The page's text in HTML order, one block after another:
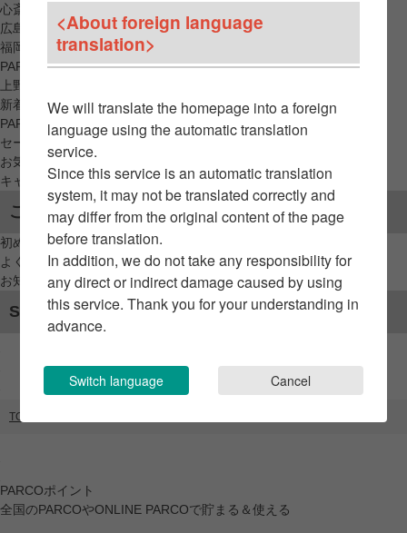
心斎橋PARCO
広島PARCO
福岡PARCO
PARCO_ya
上野
新着アイテムから探す
PARCO限定アイテムから探す
セールアイテムから探す
お気に入りから探す
キャンペーン/クーポン対象から探す
ご利用案内
初めてのお客様へ
よくあるご質問 / お問い合わせ
お知らせ
SNSアカウント
TOP
PARCOポイント
全国のPARCOやONLINE PARCOで貯まる＆使える
<About foreign language
translation>
We will translate the homepage into a foreign
language using the automatic translation
service.
Since this service is an automatic translation
system, it may not be translated correctly and
may differ from the original content of the page
before translation.
In addition, we do not take any responsibility for
any direct or indirect damage caused by using
this service. Thank you for your understanding in
advance.
Switch language Cancel